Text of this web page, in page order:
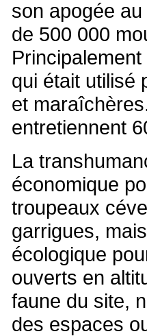
son apogée
de 500 000
qui était utilisé
et
entretiennent
La
économique
troupeaux
garrigues,
écologique
ouverts en
faune du site,
des espaces